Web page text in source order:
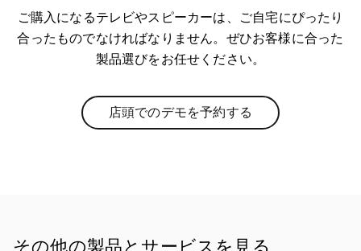
ご購入になるテレビやスピーカーは、ご自宅にぴったり
合ったものでなければなりません。ぜひお客様に合った
製品選びをお任せください。
店頭でのデモを予約する
Link Opens in New Tab
その他の製品とサービスを見る